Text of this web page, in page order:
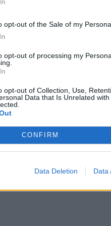
opt-out of the Sale of my
opt-out of processing my
opt-out of Collection, Use,
Data that Is Unrelated
CONFIRM
Data Deletion Data
09 Αυγ.)